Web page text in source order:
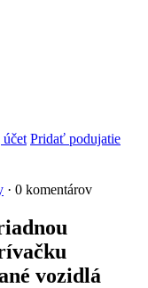
Pridať podujatie
· 0 komentárov
vozidlá